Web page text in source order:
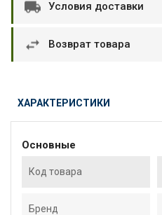
Условия доставки
Возврат товара
ХАРАКТЕРИСТИКИ
Основные
Код товара
Бренд